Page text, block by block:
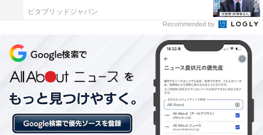
ビタブリッドジャパン
Recommended by